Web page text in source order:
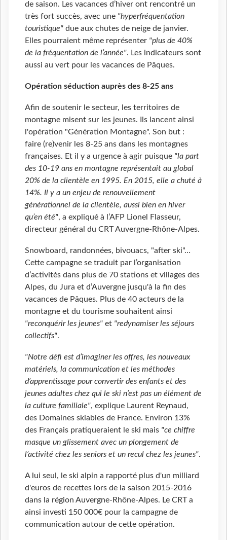
de saison. Les vacances d’hiver ont rencontré un
très fort succès, avec une "hyperfréquentation
touristique" due aux chutes de neige de janvier.
Elles pourraient même représenter "plus de 40%
de la fréquentation de l’année". Les indicateurs sont
aussi au vert pour les vacances de Pâques.
Opération séduction auprès des 8-25 ans
Afin de soutenir le secteur, les territoires de
montagne misent sur les jeunes. Ils lancent ainsi
l'opération "Génération Montagne". Son but :
faire (re)venir les 8-25 ans dans les montagnes
françaises. Et il y a urgence à agir puisque "la part
des 10-19 ans en montagne représentait au global
20% de la clientèle en 1995. En 2015, elle a chuté à
14%. Il y a un enjeu de renouvellement
générationnel de la clientèle, aussi bien en hiver
qu’en été", a expliqué à l’AFP Lionel Flasseur,
directeur général du CRT Auvergne-Rhône-Alpes.
Snowboard, randonnées, bivouacs, "after ski"…
Cette campagne se traduit par l’organisation
d’activités dans plus de 70 stations et villages des
Alpes, du Jura et d’Auvergne jusqu'à la fin des
vacances de Pâques. Plus de 40 acteurs de la
montagne et du tourisme souhaitent ainsi
"reconquérir les jeunes" et "redynamiser les séjours
collectifs".
"Notre défi est d’imaginer les offres, les nouveaux
matériels, la communication et les méthodes
d’apprentissage pour convertir des enfants et des
jeunes adultes chez qui le ski n’est pas un élément de
la culture familiale", explique Laurent Reynaud,
des Domaines skiables de France. Environ 13%
des Français pratiqueraient le ski mais "ce chiffre
masque un glissement avec un plongement de
l’activité chez les seniors et un recul chez les jeunes".
A lui seul, le ski alpin a rapporté plus d'un milliard
d'euros de recettes lors de la saison 2015-2016
dans la région Auvergne-Rhône-Alpes. Le CRT a
ainsi investi 150 000€ pour la campagne de
communication autour de cette opération.